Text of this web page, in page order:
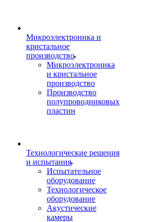
Микроэлектроника и
кристальное
производство
Микроэлектроника
и кристальное
производство
Производство
полупроводниковых
пластин
Технологические решения
и испытания
Испытательное
оборудование
Технологическое
оборудование
Акустические
камеры